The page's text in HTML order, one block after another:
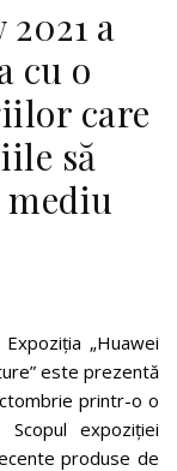
a
cu o
care
să
Expoziția „Huawei
este prezentă
printr-o o
Scopul expoziției
produse de